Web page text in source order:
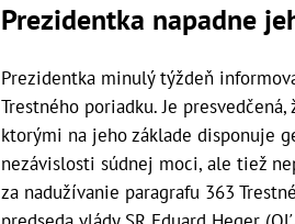
Prezidentka napadne
Prezidentka minulý týždeň
Trestného poriadku. Je
ktorými na jeho základe disponuje
nezávislosti súdnej moci, ale tiež
za nadužívanie paragrafu 363